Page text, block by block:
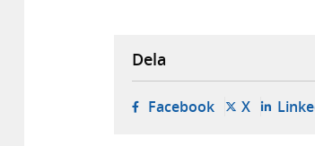
Dela
Facebook- öppnas i ny
X- öppnas